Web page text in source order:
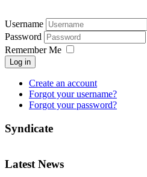
Username
Password
Remember Me
Log in
Create an account
Forgot your username?
Forgot your password?
Syndicate
Latest News